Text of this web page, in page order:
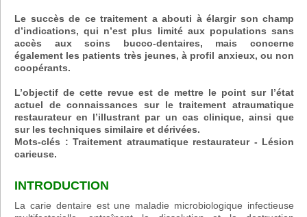
Le succès de ce traitement a abouti à élargir son champ
d’indications, qui n’est plus limité aux populations sans
accès aux soins bucco-dentaires, mais concerne
également les patients très jeunes, à profil anxieux, ou non
coopérants.
L’objectif de cette revue est de mettre le point sur l’état
actuel de connaissances sur le traitement atraumatique
restaurateur en l’illustrant par un cas clinique, ainsi que
sur les techniques similaire et dérivées.
Mots-clés : Traitement atraumatique restaurateur - Lésion
carieuse.
INTRODUCTION
La carie dentaire est une maladie microbiologique infectieuse